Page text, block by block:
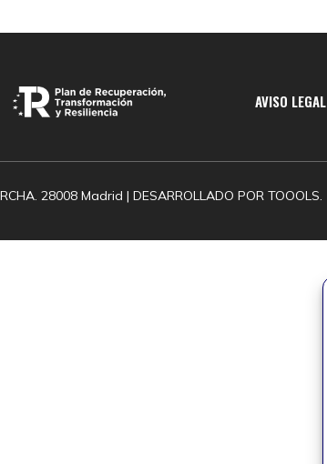
AVISO LEGAL
28008 Madrid | DESARROLLADO POR TOOOLS.